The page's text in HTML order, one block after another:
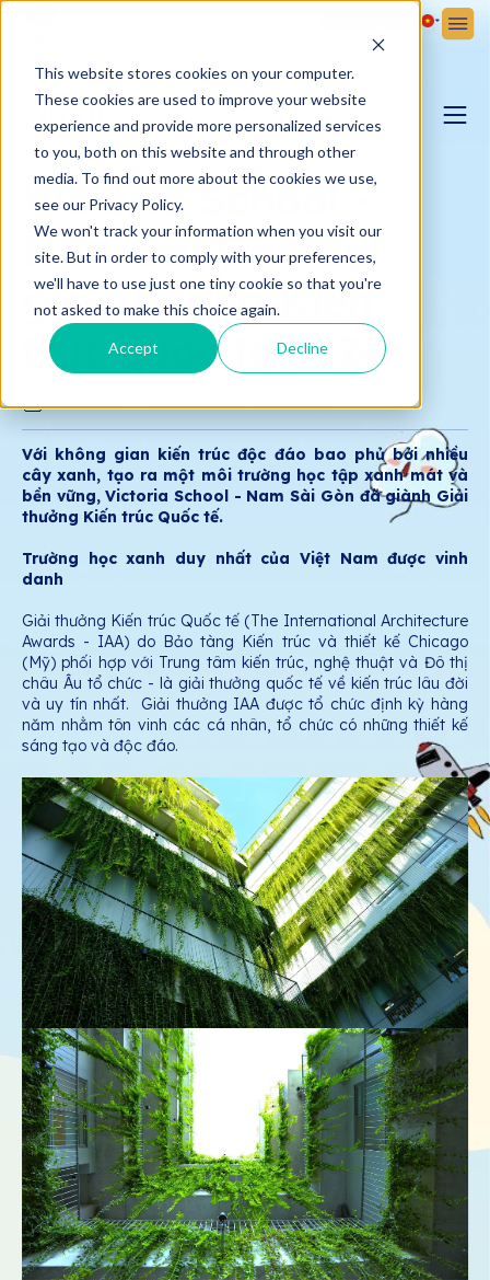
This website stores cookies on your computer.
These cookies are used to improve your website
experience and provide more personalized services
to you, both on this website and through other
media. To find out more about the cookies we use,
see our Privacy Policy.
We won't track your information when you visit our
site. But in order to comply with your preferences,
we'll have to use just one tiny cookie so that you're
not asked to make this choice again.
Accept Decline
TIN TỨC
BLOG YÊU CON
BẢN TIN VICTORIA
Victoria School -
Nam Sài Gòn đạt
giải thưởng Kiến
trúc quốc tế 2024
18.09.2024 Victoria School - Nam Sài Gòn
Với không gian kiến trúc độc đáo bao phủ bởi nhiều
cây xanh, tạo ra một môi trường học tập xanh mát và
bền vững, Victoria School - Nam Sài Gòn đã giành Giải
thưởng Kiến trúc Quốc tế.
Trường học xanh duy nhất của Việt Nam được vinh
danh
Giải thưởng Kiến trúc Quốc tế (The International Architecture
Awards - IAA) do Bảo tàng Kiến trúc và thiết kế Chicago
(Mỹ) phối hợp với Trung tâm kiến trúc, nghệ thuật và Đô thị
châu Âu tổ chức - là giải thưởng quốc tế về kiến trúc lâu đời
và uy tín nhất. Giải thưởng IAA được tổ chức định kỳ hàng
năm nhằm tôn vinh các cá nhân, tổ chức có những thiết kế
sáng tạo và độc đáo.